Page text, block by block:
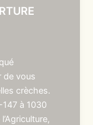
de vous
crèches.
à 1030